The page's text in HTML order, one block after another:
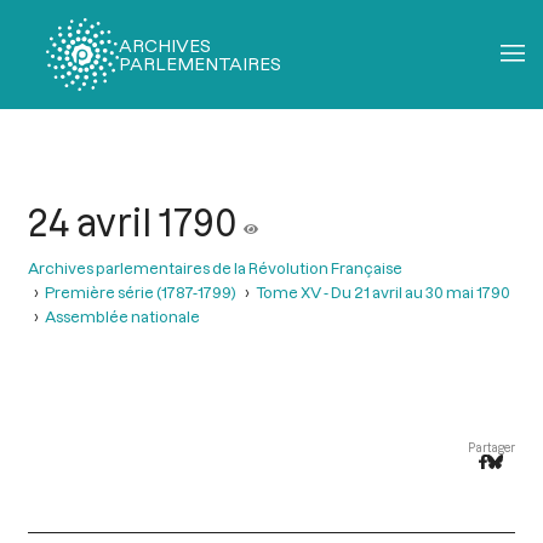
ARCHIVES
PARLEMENTAIRES
24 avril 1790
Archives parlementaires de la Révolution Française
Première série (1787-1799)
Tome XV - Du 21 avril au 30 mai 1790
Assemblée nationale
Partager